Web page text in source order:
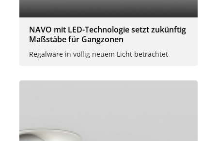
NAVO mit LED-Technologie setzt zukünftig
Maßstäbe für Gangzonen
Regalware in völlig neuem Licht betrachtet